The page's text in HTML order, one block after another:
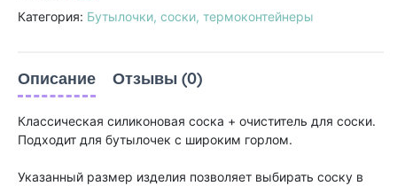
Категория: Бутылочки, соски, термоконтейнеры
Описание Отзывы (0)
Классическая силиконовая соска + очиститель для соски.
Подходит для бутылочек с широким горлом.
Указанный размер изделия позволяет выбирать соску в